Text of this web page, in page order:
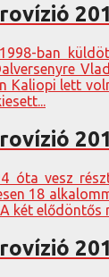
ban
Kaliopi lett
óta vesz
18
két elődöntős